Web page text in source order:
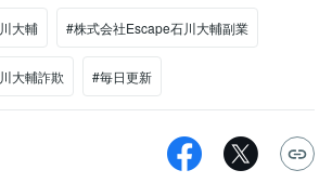
大輔 #株式会社Escape石川大輔副業
大輔詐欺 #毎日更新